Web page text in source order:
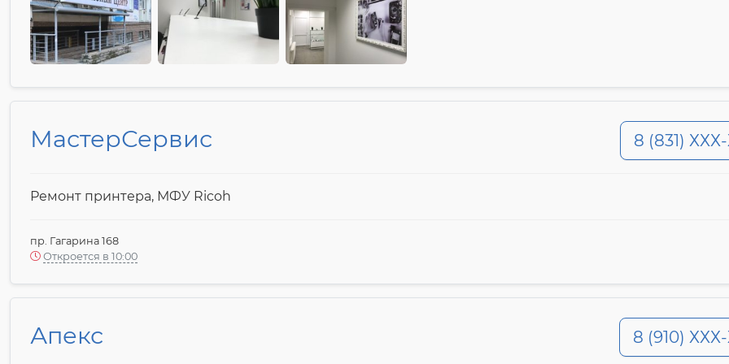
МастерСервис 8 (831)
Ремонт принтера, МФУ Ricoh
пр. Гагарина 168
Откроется в 10:00
Апекс 8 (910)